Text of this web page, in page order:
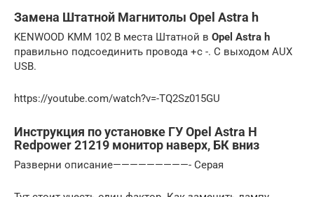
Замена Штатной Магнитолы Opel Astra h
KENWOOD KMM 102 В места Штатной в Opel Astra h
правильно подсоединить провода +с -. С выходом AUX
USB.
https://youtube.com/watch?v=-TQ2Sz015GU
Инструкция по установке ГУ Opel Astra H
Redpower 21219 монитор наверх, БК вниз
Разверни описание—————————- Серая